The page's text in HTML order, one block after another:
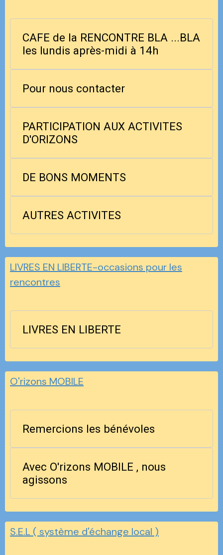
CAFE de la RENCONTRE BLA ...BLA
les lundis après-midi à 14h
Pour nous contacter
PARTICIPATION AUX ACTIVITES
D'ORIZONS
DE BONS MOMENTS
AUTRES ACTIVITES
LIVRES EN LIBERTE-occasions pour les
rencontres
LIVRES EN LIBERTE
O'rizons MOBILE
Remercions les bénévoles
Avec O'rizons MOBILE , nous
agissons
S.E.L ( système d'échange local )